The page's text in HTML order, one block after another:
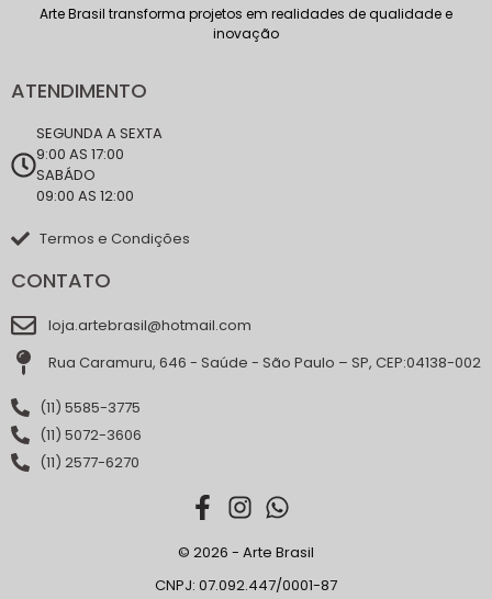
Arte Brasil transforma projetos em realidades de qualidade e
inovação
ATENDIMENTO
SEGUNDA A SEXTA
9:00 AS 17:00
SABÁDO
09:00 AS 12:00
Termos e Condições
CONTATO
loja.artebrasil@hotmail.com
Rua Caramuru, 646 - Saúde - São Paulo – SP, CEP:04138-002
(11) 5585-3775
(11) 5072-3606
(11) 2577-6270
© 2026 - Arte Brasil
CNPJ: 07.092.447/0001-87